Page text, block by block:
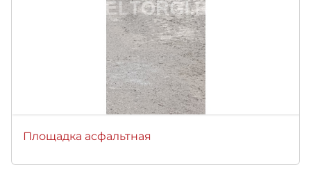
Площадка асфальтная